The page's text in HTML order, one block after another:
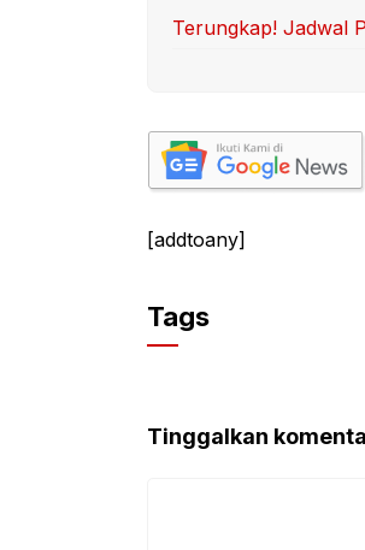
Terungkap! Jadwal
[addtoany]
Tags
Tinggalkan